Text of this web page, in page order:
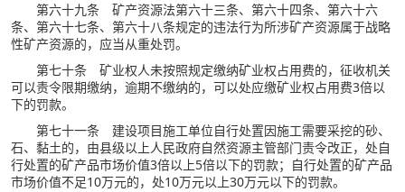
第六十九条 矿产资源法第六十三条、第六十四条、第六十六
条、第六十七条、第六十八条规定的违法行为所涉矿产资源属于战略
性矿产资源的，应当从重处罚。
第七十条 矿业权人未按照规定缴纳矿业权占用费的，征收机关
可以责令限期缴纳，逾期不缴纳的，可以处应缴矿业权占用费3倍以
下的罚款。
第七十一条 建设项目施工单位自行处置因施工需要采挖的砂、
石、黏土的，由县级以上人民政府自然资源主管部门责令改正，处自
行处置的矿产品市场价值3倍以上5倍以下的罚款；自行处置的矿产品
市场价值不足10万元的，处10万元以上30万元以下的罚款。